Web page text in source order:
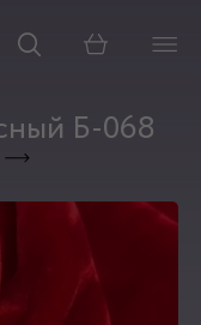
Корзина
Б-068